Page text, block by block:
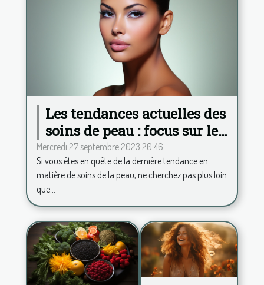
Les tendances actuelles des
soins de peau : focus sur le
Hydrafacial
Mercredi 27 septembre 2023 20:46
Si vous êtes en quête de la dernière tendance en
matière de soins de la peau, ne cherchez pas plus loin
que...